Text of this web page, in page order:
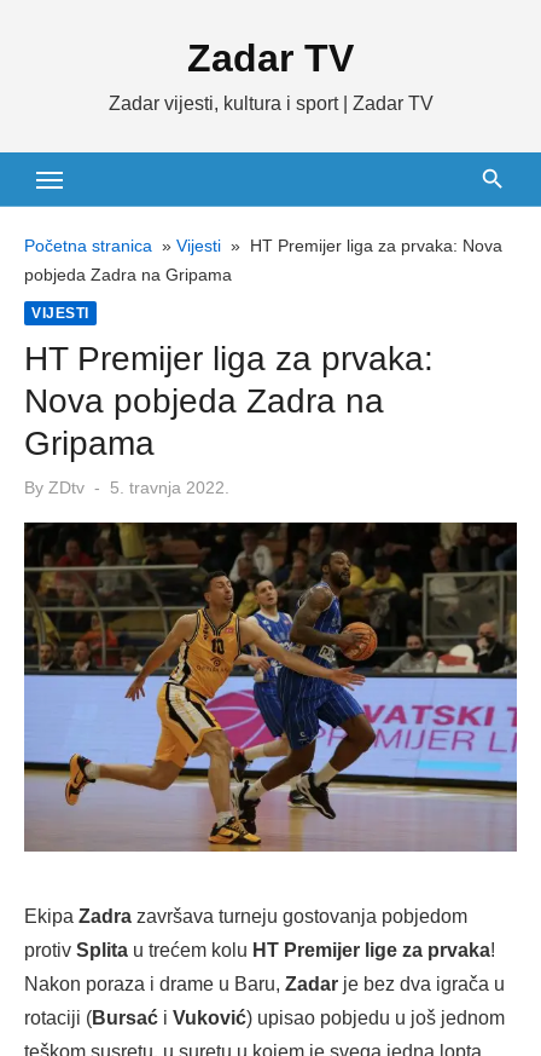
Zadar TV
Zadar vijesti, kultura i sport | Zadar TV
Početna stranica » Vijesti » HT Premijer liga za prvaka: Nova
pobjeda Zadra na Gripama
VIJESTI
HT Premijer liga za prvaka:
Nova pobjeda Zadra na
Gripama
By ZDtv
Posted
5. travnja 2022.
Ekipa Zadra završava turneju gostovanja pobjedom
protiv Splita u trećem kolu HT Premijer lige za prvaka!
Nakon poraza i drame u Baru, Zadar je bez dva igrača u
rotaciji (Bursać i Vuković) upisao pobjedu u još jednom
teškom susretu, u suretu u kojem je svega jedna lopta